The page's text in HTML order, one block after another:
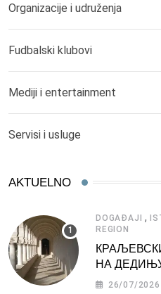
Organizacije i udruženja
Fudbalski klubovi
Mediji i entertainment
Servisi i usluge
AKTUELNO
DOGAĐAJI ,
REGION
НА
АТРАКЦИЈА
26/07/2026